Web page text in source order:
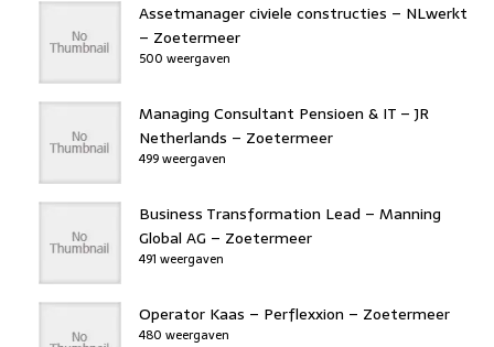
Assetmanager civiele constructies – NLwerkt
– Zoetermeer
500 weergaven
Managing Consultant Pensioen & IT – JR
Netherlands – Zoetermeer
499 weergaven
Business Transformation Lead – Manning
Global AG – Zoetermeer
491 weergaven
Operator Kaas – Perflexxion – Zoetermeer
480 weergaven